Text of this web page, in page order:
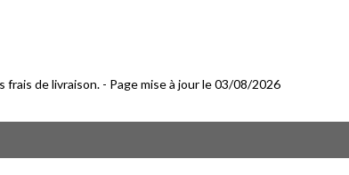
de livraison. - Page mise à jour le 03/08/2026